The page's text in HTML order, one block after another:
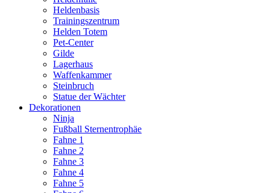
Heldenbasis
Trainingszentrum
Helden Totem
Pet-Center
Gilde
Lagerhaus
Waffenkammer
Steinbruch
Statue der Wächter
Dekorationen
Ninja
Fußball Sternentrophäe
Fahne 1
Fahne 2
Fahne 3
Fahne 4
Fahne 5